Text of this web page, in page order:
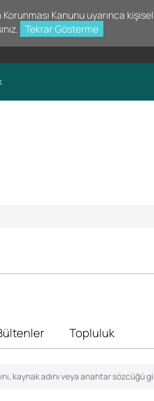
Kanunu uyarınca
Tekrar Gösterme
Topluluk